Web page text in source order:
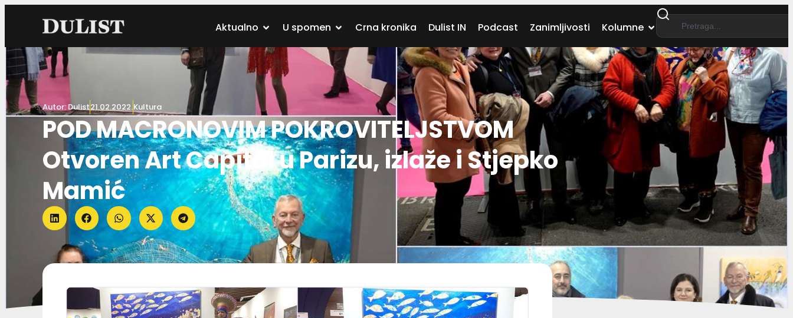
Aktualno U spomen Crna kronika Dulist IN Podcast Zanimljivosti Kolumne
Autor:Dulist21.02.2022.Kultura
POD MACRONOVIM POKROVITELJSTVOM
Otvoren Art Capital u Parizu, izlaže i Stjepko
Mamić